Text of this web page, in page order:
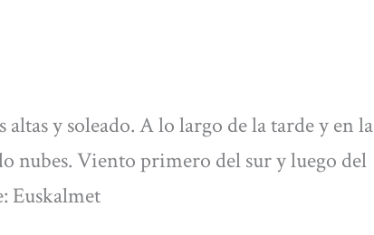
y soleado. A lo largo de la tarde y en la
nubes. Viento primero del sur y luego del
Euskalmet